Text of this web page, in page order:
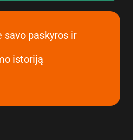
paskyros ir
istoriją